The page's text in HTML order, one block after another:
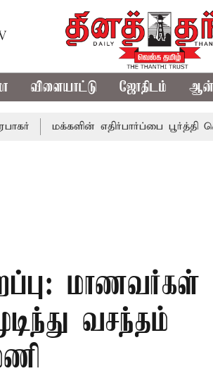
விளையாட்டு ஜோதிடம்
மக்களின் எதிர்பார்ப்பை பூர்த்தி செய்யாத
மாணவர்கள்
வசந்தம்